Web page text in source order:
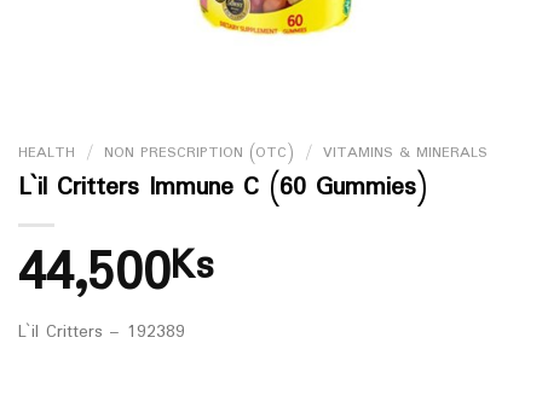
HEALTH / NON PRESCRIPTION (OTC) / VITAMINS & MINERALS
L`il Critters Immune C (60 Gummies)
44,500Ks
L`il Critters – 192389